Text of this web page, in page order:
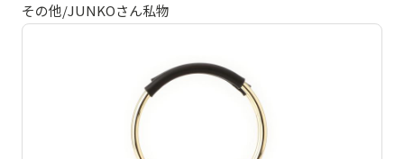
その他/JUNKOさん私物